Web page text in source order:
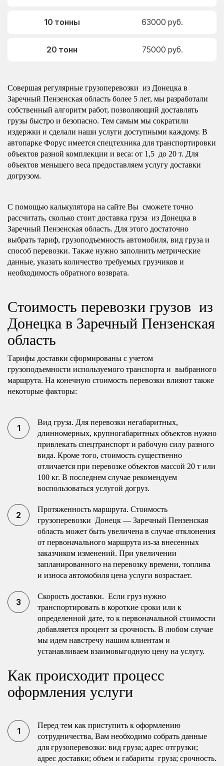
10 тонны 63000 руб.
20 тонн 75000 руб.
Совершая регулярные грузоперевозки из Донецка в
Заречный Пензенская область более 5 лет, мы разработали
собственный алгоритм работ, позволяющий доставлять
грузы быстро и безопасно. Тем самым мы сократили
издержки и сделали наши услуги доступными каждому. В
автопарке Форус имеется спецтехника для транспортировки
объектов разной комплекции и веса: от 1,5 до 20 т. Для
объектов меньшего веса предоставляем услугу доставки
догрузом.
С помощью калькулятора на сайте Вы сможете точно
рассчитать, сколько стоит доставка груза из Донецка в
Заречный Пензенская область. Для этого достаточно
выбрать тариф, грузоподъемность автомобиля, вид груза и
способ перевозки. Также нужно заполнить метрические
данные, указать количество требуемых грузчиков и
необходимость обратного возврата.
Стоимость перевозки грузов из
Донецка в Заречный Пензенская
область
Тарифы доставки сформированы с учетом
грузоподъемности используемого транспорта и выбранного
маршрута. На конечную стоимость перевозки влияют также
некоторые факторы:
Вид груза. Для перевозки негабаритных,
длинномерных, крупногабаритных объектов нужно
привлекать спецтранспорт и рабочую силу разного
вида. Кроме того, стоимость существенно
отличается при перевозке объектов массой 20 т или
100 кг. В последнем случае рекомендуем
воспользоваться услугой догруз.
Протяженность маршрута. Стоимость
грузоперевозки Донецк — Заречный Пензенская
область может быть увеличена в случае отклонения
от первоначального маршрута из-за внесенных
заказчиком изменений. При увеличении
запланированного на перевозку времени, топлива
и износа автомобиля цена услуги возрастает.
Скорость доставки. Если груз нужно
транспортировать в короткие сроки или к
определенной дате, то к первоначальной стоимости
добавляется процент за срочность. В любом случае
мы идем навстречу нашим клиентам и
устанавливаем взаимовыгодную цену на услугу.
Как происходит процесс
оформления услуги
Перед тем как приступить к оформлению
сотрудничества, Вам необходимо собрать данные
для грузоперевозки: вид груза; адрес отгрузки;
адрес доставки; объем и габариты груза; срочность.